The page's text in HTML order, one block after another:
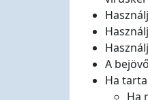
A
Ha
Ha